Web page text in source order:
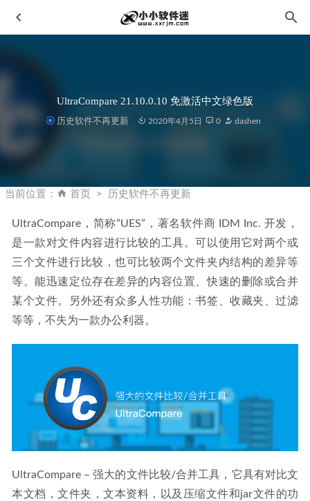
UltraCompare 21.10.0.10 免激活中文绿色版
历史软件不再更新 2020年4月5日 0 dashen
当前位置： 首页 历史软件不再更新
UltraCompare，简称”UES”，著名软件商 IDM Inc. 开发，
是一款对文件内容进行比较的工具。可以使用它对两个或
三个文件进行比较，也可比较两个文件夹内结构的差异等
等。能迅速定位存在差异的内容位置、快速的删除或合并
某个文件。另外还有众多人性功能：书签、收藏夹、过滤
等等，不失为一款办公利器。
UltraCompare – 强大的文件比较/合并工具，它具有对比文
本文档，文件夹，文本资料，以及压缩文件和jar文件的功
2023-08-31
版 2026-03-11
Wise Care 365 Pro v6.6.4.634 中文免安装版 2024-01-11
CAD2007免费简体中文版下载地址和安装教程 2020-02-13
Topaz Video AI 3.2.3免安装汉化便携版+离线模型包 2023-
04-26